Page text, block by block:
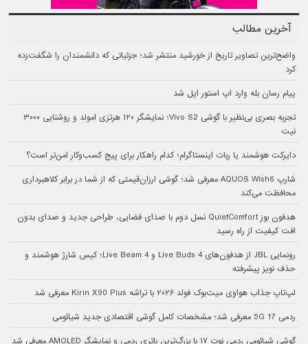
آخرین مطالب
واضح‌ترین تصاویر تاریخ از خورشید منتشر شد؛ جزئیاتی که دانشمندان را شگفت‌زده
کرد
پیام رسان بله وارد اپ استور اپل شد
تجربه بصری بی‌نظیر با گوشی Vivo S2؛ نمایشگر ۱۲۰ هرتزی امولد و روشنایی ۳۰۰۰
نیت
دایرکت هوشمند یا ربات اینستاگرام؛ کدام راهکار برای پیج کسب‌وکار امن‌تر است؟
شارپ AQUOS Wish6 معرفی شد؛ گوشی ارزان‌قیمتی که از شما در برابر کلاهبرداری
محافظت می‌کند
هدفون بوز QuietComfort نسل دوم با صدای فضایی، طراحی جدید و صدای بدون
افت کیفیت از راه رسید
رونمایی JBL از هدفون‌های Live Buds 4 و Live Beam 4؛ کیس شارژ هوشمند و
حذف نویز پیشرفته
لپ‌تاپ جذاب هواوی میت‌بوک فولد ۲۰۲۶ با تراشه Kirin X90 Plus معرفی شد
ردمی 17 5G معرفی شد؛ مشخصات کامل گوشی اقتصادی جدید شیائومی
گوشی شیائومی ردمی نوت ۱۷ با بزرگ‌ترین باتری ردمی و نمایشگر AMOLED معرفی شد